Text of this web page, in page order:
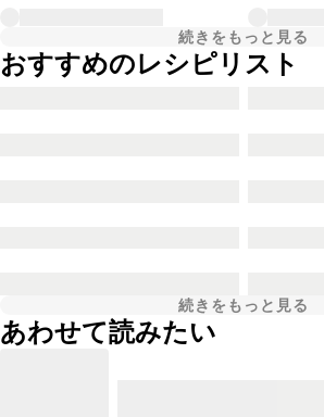
続きをもっと見る
おすすめのレシピリスト
続きをもっと見る
あわせて読みたい